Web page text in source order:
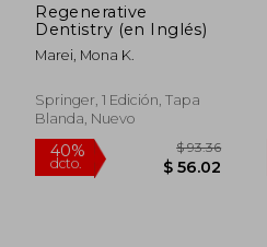
40% $ 190.86
Regenerative
Dentistry (en Inglés)
Marei, Mona K.
Springer, 1 Edición, Tapa
Blanda, Nuevo